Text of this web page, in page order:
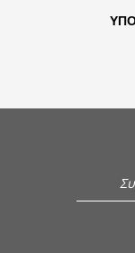
Εξυπηρέτηση -
Ανακαλύψτε